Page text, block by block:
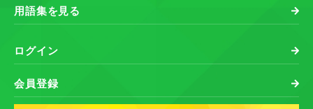
用語集を見る
ログイン
会員登録